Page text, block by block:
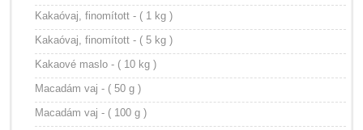
Kakaóvaj, finomított - ( 1 kg )
Kakaóvaj, finomított - ( 5 kg )
Kakaové maslo - ( 10 kg )
Macadám vaj - ( 50 g )
Macadám vaj - ( 100 g )